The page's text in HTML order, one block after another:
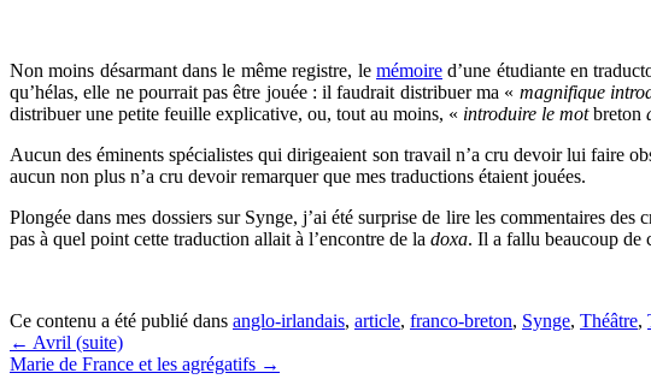
Non moins désarmant dans le même registre, le mémoired’une étudiante en
qu’hélas, elle ne pourrait pas être jouée : il faudrait distribuer ma « magnifique
distribuer une petite feuille explicative, ou, tout au moins, « introduire le motbreton
Aucun des éminents spécialistes qui dirigeaient son travail n’a cru devoir lui faire
aucun non plus n’a cru devoir remarquer que mes traductions étaient jouées.
Plongée dans mes dossiers sur Synge, j’ai été surprise de lire les commentaires
pas à quel point cette traduction allait à l’encontre de la doxa. Il a fallu beaucoup de
Ce contenu a été publié dans anglo-irlandais, article, franco-breton, Synge, Théâtre,
← Avril (suite)
Marie de France et les agrégatifs →